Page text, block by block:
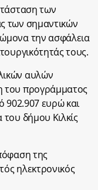
των
των σημαντικών
την ασφάλεια
τους.
αυλών
του προγράμματος
902.907 ευρώ και
δήμου Κιλκίς
της
ηλεκτρονικός